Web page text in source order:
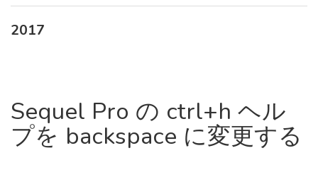
2017
Sequel Pro の ctrl+h ヘル
プを backspace に変更する